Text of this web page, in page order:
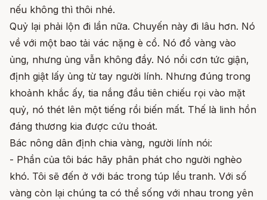
nếu không thì thôi nhé.
Quỷ lại phải lộn đi lần nữa. Chuyến này đi lâu hơn. Nó
về với một bao tải vác nặng è cổ. Nó đổ vàng vào
ủng, nhưng ủng vẫn không đầy. Nó nổi cơn tức giận,
định giật lấy ủng từ tay người lính. Nhưng đúng trong
khoảnh khắc ấy, tia nắng đầu tiên chiếu rọi vào mặt
quỷ, nó thét lên một tiếng rồi biến mất. Thế là linh hồn
đáng thương kia được cứu thoát.
Bác nông dân định chia vàng, người lính nói:
- Phần của tôi bác hãy phân phát cho người nghèo
khó. Tôi sẽ đến ở với bác trong túp lều tranh. Với số
vàng còn lại chúng ta có thể sống với nhau trong yên